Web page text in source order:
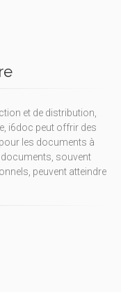
et de distribution,
i6doc peut offrir des
les documents à
souvent
peuvent atteindre